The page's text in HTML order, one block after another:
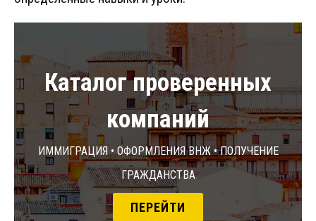
Каталог проверенных
компаний
Иммиграция • Оформления ВНЖ • Получение
гражданства
ПЕРЕЙТИ